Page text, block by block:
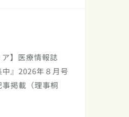
ア】医療情報誌
中』2026年８月号
事掲載（理事桐